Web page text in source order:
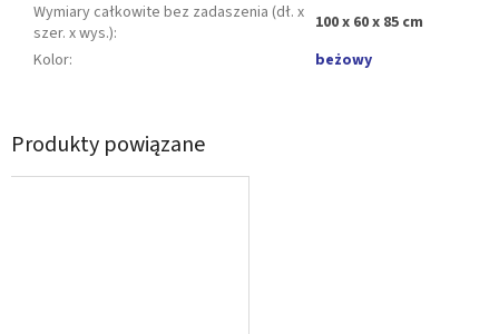
Produkty powiązane
Wymiary całkowite bez zadaszenia (dł. x
szer. x wys.):
100 x 60 x 85 cm
Kolor: beżowy